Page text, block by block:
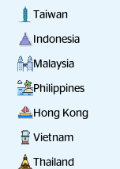
Taiwan
Indonesia
Malaysia
Philippines
Hong Kong
Vietnam
Thailand